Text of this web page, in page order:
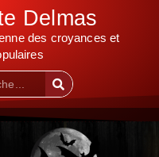
Delmas
des croyances et